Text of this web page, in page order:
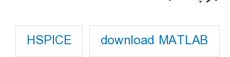
download MATLAB
HSPICE